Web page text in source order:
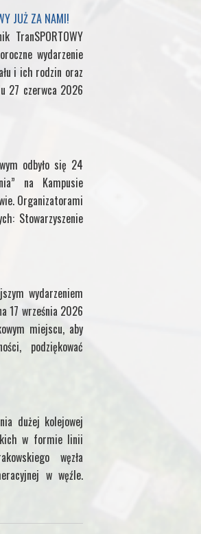
JUŻ ZA NAMI!
TranSPORTOWY
wydarzenie
i ich rodzin oraz
27 czerwca 2026
odbyło się 24
na Kampusie
Organizatorami
Stowarzyszenie
wydarzeniem
17 września 2026
miejscu, aby
podziękować
dużej kolejowej
w formie linii
węzła
w węźle.